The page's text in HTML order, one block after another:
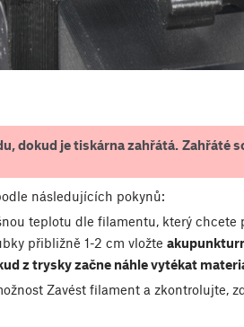
dokud je tiskárna zahřátá. Zahřáté
následujících pokynů:
teplotu dle filamentu, který chcete
přibližně 1-2 cm vložte
z trysky začne náhle vytékat
Zavést filament a zkontrolujte,